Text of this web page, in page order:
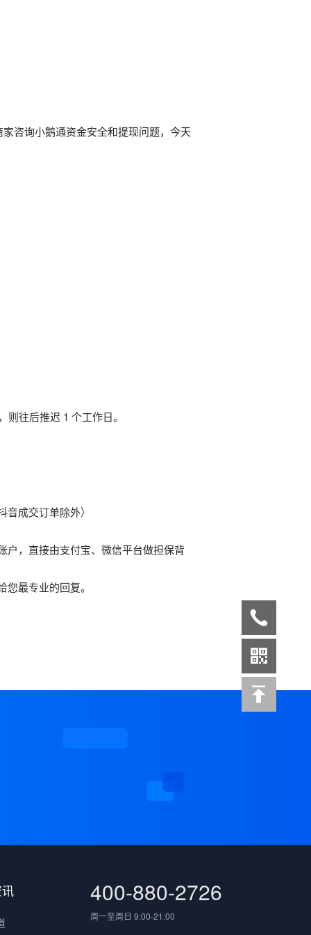
咨询小鹅通资金安全和提现问题，今天
往后推迟 1 个工作日。
成交订单除外）
户，直接由支付宝、微信平台做担保背
最专业的回复。
400-880-2726
周一至周日 9:00-21:00